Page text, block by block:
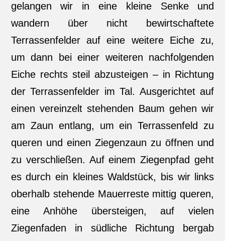
gelangen wir in eine kleine Senke und
wandern über nicht bewirtschaftete
Terrassenfelder auf eine weitere Eiche zu,
um dann bei einer weiteren nachfolgenden
Eiche rechts steil abzusteigen – in Richtung
der Terrassenfelder im Tal. Ausgerichtet auf
einen vereinzelt stehenden Baum gehen wir
am Zaun entlang, um ein Terrassenfeld zu
queren und einen Ziegenzaun zu öffnen und
zu verschließen. Auf einem Ziegenpfad geht
es durch ein kleines Waldstück, bis wir links
oberhalb stehende Mauerreste mittig queren,
eine Anhöhe übersteigen, auf vielen
Ziegenfaden in südliche Richtung bergab